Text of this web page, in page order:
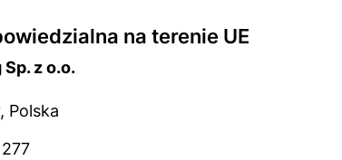
na terenie UE
z o.o.
Polska